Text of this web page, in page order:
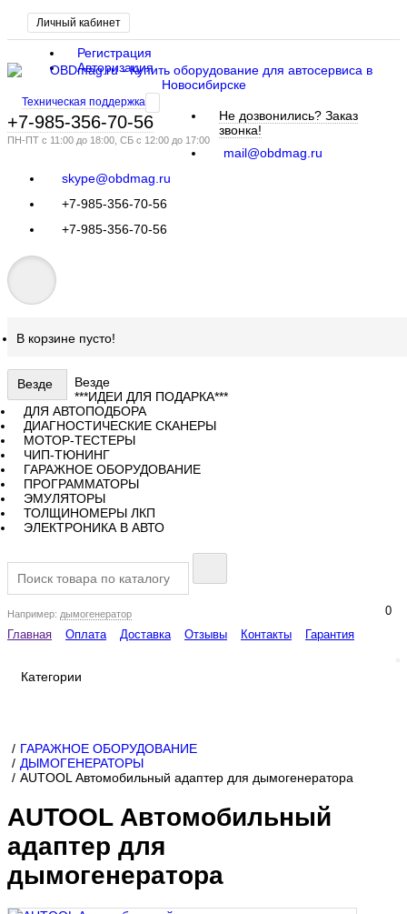
Личный кабинет
Регистрация
Авторизация
Техническая поддержка
+7-985-356-70-56
ПН-ПТ с 11:00 до 18:00, СБ с 12:00 до 17:00
Не дозвонились? Заказ
звонка!
mail@obdmag.ru
skype@obdmag.ru
+7-985-356-70-56
+7-985-356-70-56
0
В корзине пусто!
Везде
Везде
***ИДЕИ ДЛЯ ПОДАРКА***
ДЛЯ АВТОПОДБОРА
ДИАГНОСТИЧЕСКИЕ СКАНЕРЫ
МОТОР-ТЕСТЕРЫ
ЧИП-ТЮНИНГ
ГАРАЖНОЕ ОБОРУДОВАНИЕ
ПРОГРАММАТОРЫ
ЭМУЛЯТОРЫ
ТОЛЩИНОМЕРЫ ЛКП
ЭЛЕКТРОНИКА В АВТО
Например: дымогенератор
Главная Оплата Доставка Отзывы Контакты Гарантия
Категории
ГАРАЖНОЕ ОБОРУДОВАНИЕ
ДЫМОГЕНЕРАТОРЫ
AUTOOL Автомобильный адаптер для дымогенератора
AUTOOL Автомобильный
адаптер для
дымогенератора